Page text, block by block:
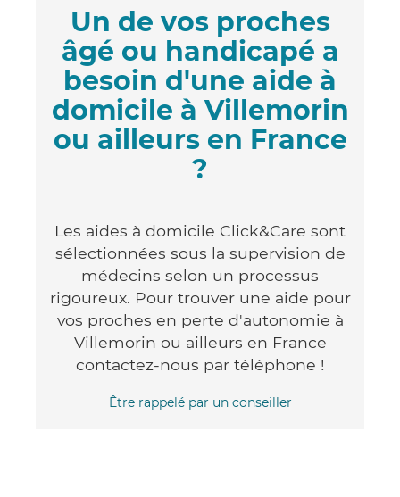
Un de vos proches
âgé ou handicapé a
besoin d'une aide à
domicile à Villemorin
ou ailleurs en France
?
Les aides à domicile Click&Care sont
sélectionnées sous la supervision de
médecins selon un processus
rigoureux. Pour trouver une aide pour
vos proches en perte d'autonomie à
Villemorin ou ailleurs en France
contactez-nous par téléphone !
Être rappelé par un conseiller